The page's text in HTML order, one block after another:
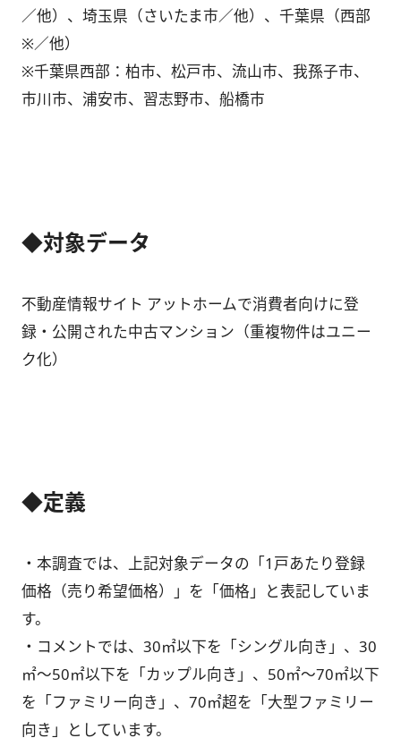
／他）、埼玉県（さいたま市／他）、千葉県（西部
※／他）
※千葉県西部：柏市、松戸市、流山市、我孫子市、
市川市、浦安市、習志野市、船橋市
◆対象データ
不動産情報サイト アットホームで消費者向けに登
録・公開された中古マンション（重複物件はユニー
ク化）
◆定義
・本調査では、上記対象データの「1戸あたり登録
価格（売り希望価格）」を「価格」と表記していま
す。
・コメントでは、30㎡以下を「シングル向き」、30
㎡～50㎡以下を「カップル向き」、50㎡～70㎡以下
を「ファミリー向き」、70㎡超を「大型ファミリー
向き」としています。